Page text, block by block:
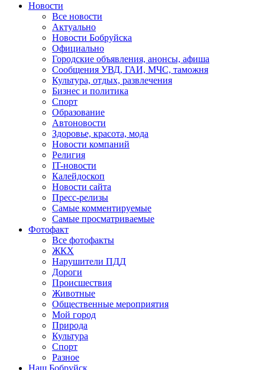
Новости
Все новости
Актуально
Новости Бобруйска
Официально
Городские объявления, анонсы, афиша
Сообщения УВД, ГАИ, МЧС, таможня
Культура, отдых, развлечения
Бизнес и политика
Спорт
Образование
Автоновости
Здоровье, красота, мода
Новости компаний
Религия
IT-новости
Калейдоскоп
Новости сайта
Пресс-релизы
Самые комментируемые
Самые просматриваемые
Фотофакт
Все фотофакты
ЖКХ
Нарушители ПДД
Дороги
Происшествия
Животные
Общественные мероприятия
Мой город
Природа
Культура
Спорт
Разное
Наш Бобруйск